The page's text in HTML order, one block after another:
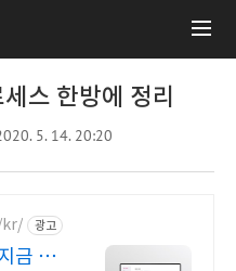
스 한방에 정리
5. 14. 20:20
kr/ 광고
금 가